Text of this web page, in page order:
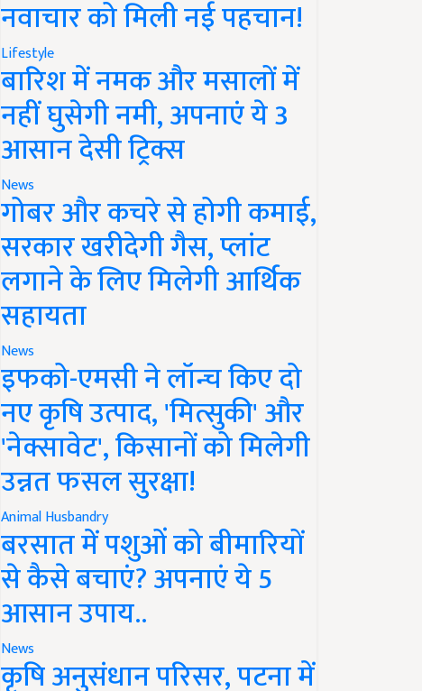
नवाचार को मिली नई पहचान!
Lifestyle
बारिश में नमक और मसालों में
नहीं घुसेगी नमी, अपनाएं ये 3
आसान देसी ट्रिक्स
News
गोबर और कचरे से होगी कमाई,
सरकार खरीदेगी गैस, प्लांट
लगाने के लिए मिलेगी आर्थिक
सहायता
News
इफको-एमसी ने लॉन्च किए दो
नए कृषि उत्पाद, 'मित्सुकी' और
'नेक्सावेट', किसानों को मिलेगी
उन्नत फसल सुरक्षा!
Animal Husbandry
बरसात में पशुओं को बीमारियों
से कैसे बचाएं? अपनाएं ये 5
आसान उपाय..
News
कृषि अनुसंधान परिसर, पटना में